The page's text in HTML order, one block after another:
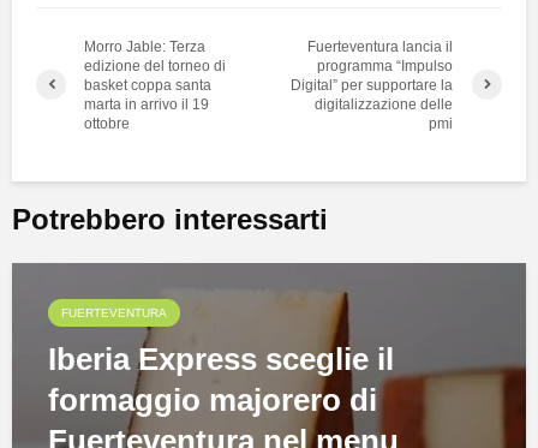
Morro Jable: Terza
edizione del torneo di
basket coppa santa
marta in arrivo il 19
ottobre
Fuerteventura lancia il
programma “Impulso
Digital” per supportare la
digitalizzazione delle
pmi
Potrebbero interessarti
FUERTEVENTURA
Iberia Express sceglie il
formaggio majorero di
Fuerteventura nel menu